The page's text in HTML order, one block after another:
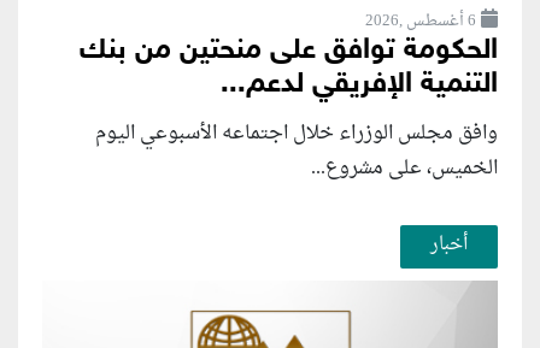
6 أغسطس ,2026
الحكومة توافق على منحتين من بنك
التنمية الإفريقي لدعم...
وافق مجلس الوزراء خلال اجتماعه الأسبوعي اليوم
الخميس، على مشروع...
أخبار